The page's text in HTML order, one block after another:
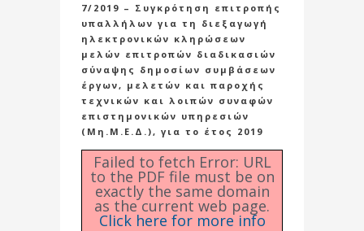
7/2019 – Συγκρότηση επιτροπής
υπαλλήλων για τη διεξαγωγή
ηλεκτρονικών κληρώσεων
μελών επιτροπών διαδικασιών
σύναψης δημοσίων συμβάσεων
έργων, μελετών και παροχής
τεχνικών και λοιπών συναφών
επιστημονικών υπηρεσιών
(Μη.Μ.Ε.Δ.), για το έτος 2019
Failed to fetch Error: URL
to the PDF file must be on
exactly the same domain
as the current web page.
Click here for more info